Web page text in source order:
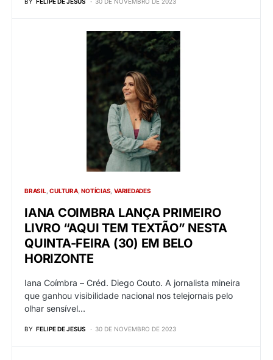
BRASIL CULTURA NOTÍCIAS VARIEDADES
IANA COIMBRA LANÇA PRIMEIRO
LIVRO “AQUI TEM TEXTÃO” NESTA
QUINTA-FEIRA (30) EM BELO
HORIZONTE
Iana Coímbra – Créd. Diego Couto. A jornalista mineira
que ganhou visibilidade nacional nos telejornais pelo
olhar sensível…
BY FELIPE DE JESUS 30 DE NOVEMBRO DE 2023